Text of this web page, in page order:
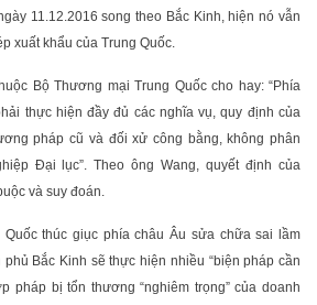
11.12.2016 song theo Bắc Kinh, hiện nó vẫn
xuất khẩu của Trung Quốc.
Bộ Thương mại Trung Quốc cho hay: “Phía
thực hiện đầy đủ các nghĩa vụ, quy định của
pháp cũ và đối xử công bằng, không phân
Đại lục”. Theo ông Wang, quyết định của
và suy đoán.
Quốc thúc giục phía châu Âu sửa chữa sai lầm
phủ Bắc Kinh sẽ thực hiện nhiều “biện pháp cần
pháp bị tổn thương “nghiêm trọng” của doanh